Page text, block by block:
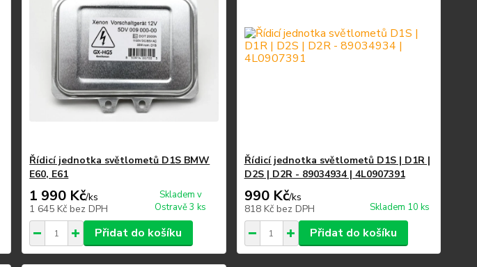
Řídicí jednotka světlometů D1S BMW
E60, E61
1 990 Kč/ks
1 645 Kčbez DPH
Skladem v
Ostravě 3 ks
Přidat do košíku
Řídicí jednotka světlometů D1S | D1R |
D2S | D2R - 89034934 | 4L0907391
990 Kč/ks
818 Kč bez DPH Skladem 10 ks
Přidat do košíku